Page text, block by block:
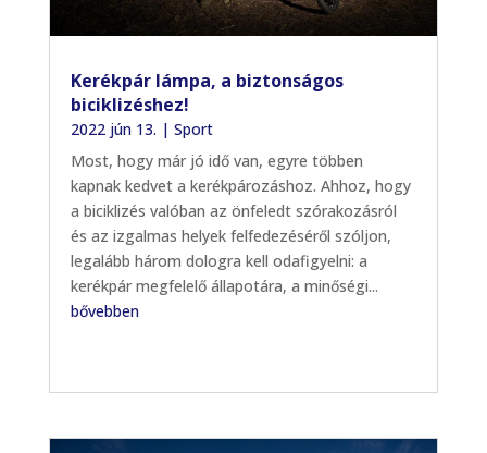
Kerékpár lámpa, a biztonságos
biciklizéshez!
2022 jún 13. | Sport
Most, hogy már jó idő van, egyre többen
kapnak kedvet a kerékpározáshoz. Ahhoz, hogy
a biciklizés valóban az önfeledt szórakozásról
és az izgalmas helyek felfedezéséről szóljon,
legalább három dologra kell odafigyelni: a
kerékpár megfelelő állapotára, a minőségi...
bővebben